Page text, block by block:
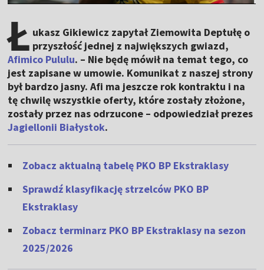
Ł ukasz Gikiewicz zapytał Ziemowita Deptułę o
przyszłość jednej z największych gwiazd,
Afimico Pululu. – Nie będę mówił na temat tego, co
jest zapisane w umowie. Komunikat z naszej strony
był bardzo jasny. Afi ma jeszcze rok kontraktu i na
tę chwilę wszystkie oferty, które zostały złożone,
zostały przez nas odrzucone – odpowiedział prezes
Jagiellonii Białystok.
Zobacz aktualną tabelę PKO BP Ekstraklasy
Sprawdź klasyfikację strzelców PKO BP
Ekstraklasy
Zobacz terminarz PKO BP Ekstraklasy na sezon
2025/2026